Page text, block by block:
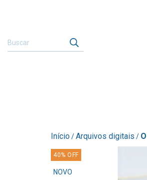
Início/Arquivos digitais /
40% OFF
NOVO